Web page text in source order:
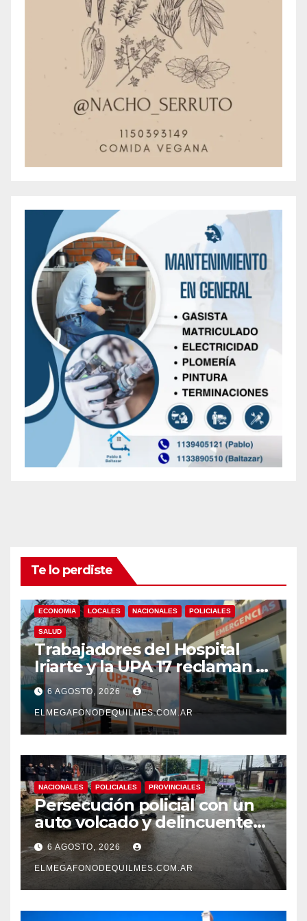
Te lo perdiste
ECONOMIA LOCALES NACIONALES POLICIALES
SALUD
Trabajadores del Hospital
Iriarte y la UPA 17 reclaman el
pase a planta de becarios y
mejoras laborales
6 AGOSTO, 2026
ELMEGAFONODEQUILMES.COM.AR
NACIONALES POLICIALES PROVINCIALES
Persecución policial con un
auto volcado y delincuentes
detenidos en San Francisco
Solano
6 AGOSTO, 2026
ELMEGAFONODEQUILMES.COM.AR